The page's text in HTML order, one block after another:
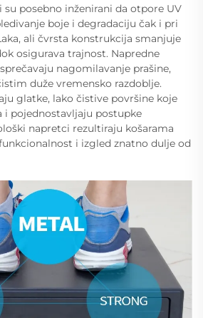
posebno inženirani da otpore UV
boje i degradaciju čak i pri
ali čvrsta konstrukcija smanjuje
osigurava trajnost. Napredne
nagomilavanje prašine,
duže vremensko razdoblje.
glatke, lako čistive površine koje
i pojednostavljaju postupke
napretci rezultiraju košarama
i izgled znatno dulje od